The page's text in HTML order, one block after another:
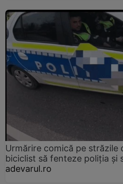
Urmărire comică pe străzile
biciclist să fenteze poliția și
adevarul.ro